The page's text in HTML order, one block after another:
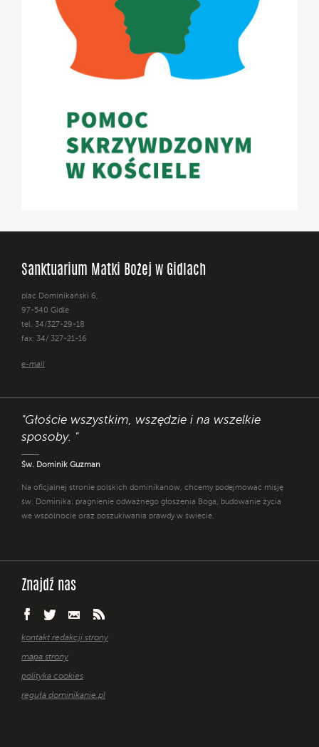
Sanktuarium Matki Bożej w Gidlach
plac Dominikański 6,
97-540 Gidle
tel. 34/327-29-18
fax: 34/ 327-21-16
e-mail
"Głoście wszystkim, wszędzie i na wszelkie
sposoby. "
Św. Dominik Guzman
Na oficjalnej stronie polskich dominikanów, chcemy podejmować misję
św. Dominika: pragnienie odważnego głoszenia Boga, budowanie życia
we wspólnocie oraz poszukiwania prawdy w świecie.
Znajdź nas
kontakt redakcji strony
mapa strony
polityka cookies
reguła dominikanie.pl